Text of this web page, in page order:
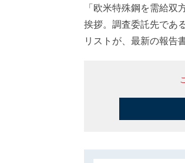
「欧米特殊鋼を需給
挨拶。調査委託先であ
リストが、最新の報告